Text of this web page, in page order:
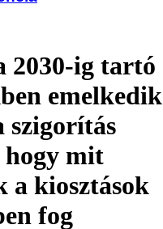
2030-ig tartó
emelkedik
szigorítás
hogy mit
a kiosztások
fog